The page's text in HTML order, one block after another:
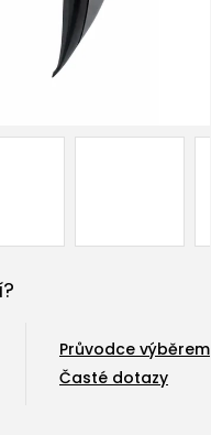
Průvodce výběrem
Časté dotazy